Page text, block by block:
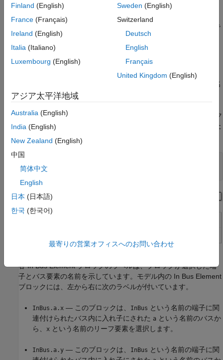
指定する外部入力データには、バスのすべての要素のデー
タ、またはバスの一部の要素のみのデータを含めることがで
きます。
モデルを開いて検査
を開きます。モデルには、3 つの In
という名
前の 1 つの端子があります。各 In Bus Element ブロックは
Display ブロックに接続されます。In Bus Element ブロックと
Display ブロックの各ペアの下にある Dashboard Scope ブロック
は、In Bus Element ブロックが読み込まれたデータから作成した
open_system(mdl)
各 In Bus Element ブロックのラベルは、ブロックが選択した端
子とバス要素の名前を示しています。モデル内の In Bus Element
ブロックには、左から右に次のラベルが付いています。
InBus.a.x — このブロックは、 InBus という名前の端子に関
連付けられたバス内に入れ子にされた a という名前のバスか
ら、
x という名前のリーフ要素を選択します。
InBus.a.y — このブロックは、 InBus という名前の端子に関
Finland (English)
France (Français)
Ireland (English)
Italia (Italiano)
Luxembourg (English)
Sweden (English)
Switzerland
Deutsch
English
Français
United Kingdom (English)
アジア太平洋地域
Australia (English)
India (English)
New Zealand (English)
中国
简体中文
English
日本 (日本語)
한국 (한국어)
最寄りの営業オフィスへのお問い合わせ